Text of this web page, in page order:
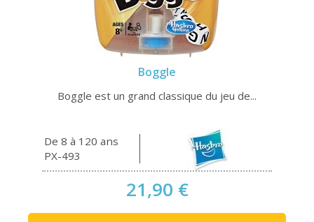
Boggle
Boggle est un grand classique du jeu de...
De 8 à 120 ans
PX-493
21,90 €